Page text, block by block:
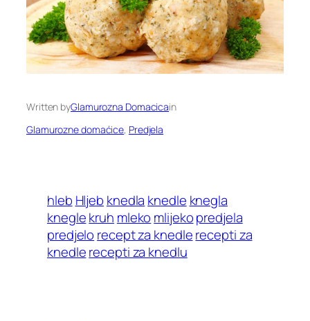
Written byGlamurozna Domacicain
Glamurozne domaćice, Predjela
hleb Hljeb knedla knedle knegla
kneglekruh mleko mlijekopredjela
predjelo recept za knedlerecepti za
knedlerecepti za knedlu